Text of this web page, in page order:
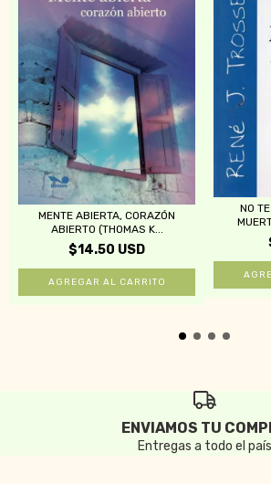
MENTE ABIERTA, CORAZÓN
ABIERTO (THOMAS K...
$14.50 USD
NO
ENVIAMOS TU
Entregas a todo el país